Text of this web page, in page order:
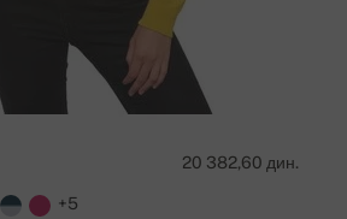
20 382,60 дин.
+5